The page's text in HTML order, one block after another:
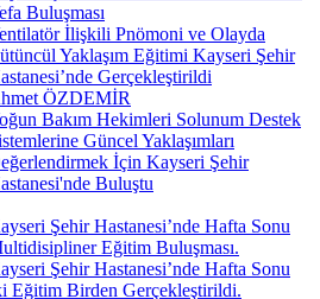
Buluşması
İlişkili Pnömoni ve Olayda
Yaklaşım Eğitimi Kayseri Şehir
Gerçekleştirildi
ÖZDEMİR
Bakım Hekimleri Solunum Destek
Güncel Yaklaşımları
İçin Kayseri Şehir
Buluştu
Şehir Hastanesi’nde Hafta Sonu
Eğitim Buluşması.
Şehir Hastanesi’nde Hafta Sonu
Eğitim Birden Gerçekleştirildi.